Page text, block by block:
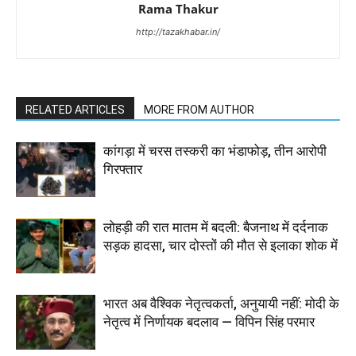
Rama Thakur
http://tazakhabar.in/
RELATED ARTICLES MORE FROM AUTHOR
कांगड़ा में चरस तस्करी का भंडाफोड़, तीन आरोपी
गिरफ्तार
लोहड़ी की रात मातम में बदली: बैजनाथ में दर्दनाक
सड़क हादसा, चार दोस्तों की मौत से इलाका शोक में
भारत अब वैश्विक नेतृत्वकर्ता, अनुयायी नहीं: मोदी के
नेतृत्व में निर्णायक बदलाव — विपिन सिंह परमार